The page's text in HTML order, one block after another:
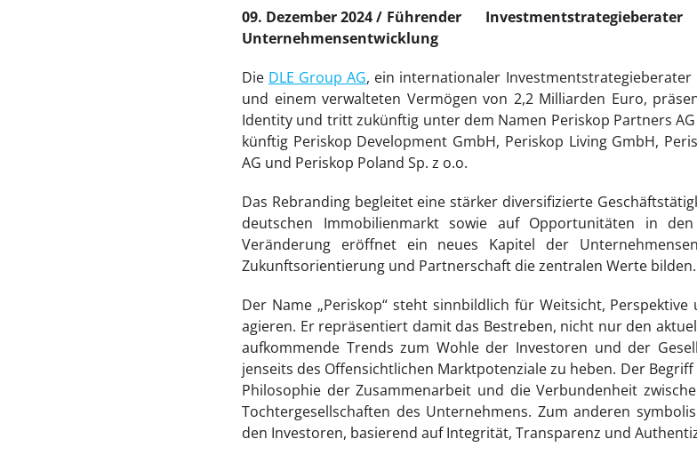
09. Dezember 2024
Führender
Unternehmensentwicklung
Die DLE Group AG, ein internationaler
und einem verwalteten Vermögen von 2,2 Milliarden Euro,
Identity und tritt zukünftig unter dem Namen Periskop Partners
künftig Periskop Development GmbH, Periskop Living GmbH,
AG und Periskop Poland Sp. z o.o.
Das Rebranding begleitet eine stärker diversifizierte
deutschen Immobilienmarkt sowie auf Opportunitäten in
Veränderung eröffnet ein neues Kapitel der
Zukunftsorientierung und Partnerschaft die zentralen Werte bilden.
Der Name „Periskop“ steht sinnbildlich für Weitsicht,
agieren. Er repräsentiert damit das Bestreben, nicht nur den
aufkommende Trends zum Wohle der Investoren und der
jenseits des Offensichtlichen Marktpotenziale zu heben. Der
Philosophie der Zusammenarbeit und die Verbundenheit
Tochtergesellschaften des Unternehmens. Zum anderen
den Investoren, basierend auf Integrität, Transparenz und